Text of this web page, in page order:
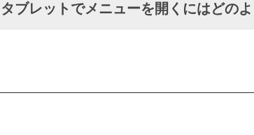
ブレットでメニューを開くにはどの